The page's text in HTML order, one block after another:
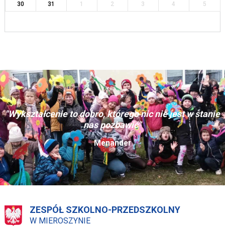
30
31 1 2 3 4 5
"Wykształcenie to dobro, którego nic nie jest w stanie
nas pozbawić"
Menander
ZESPÓŁ SZKOLNO-PRZEDSZKOLNY
W MIEROSZYNIE